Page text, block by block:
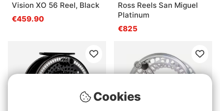
Vision XO 56 Reel, Black
€459.90
Ross Reels San Miguel
Platinum
€825
Cookies